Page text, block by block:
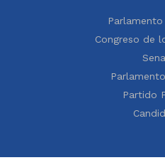
Congreso de
Partido